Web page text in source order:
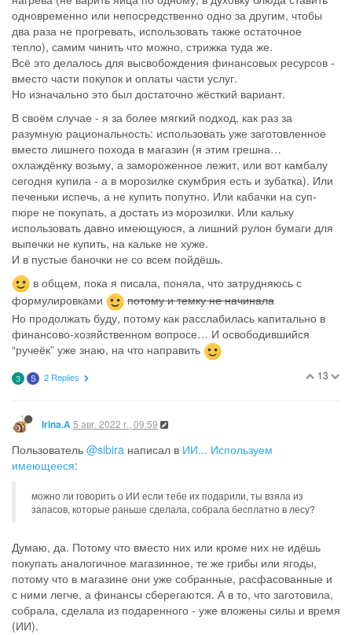
одновременно или непосредственно одно за другим, чтобы
два раза не прогревать, использовать также остаточное
тепло), самим чинить что можно, стрижка туда же.
Всё это делалось для высвобождения финансовых ресурсов -
вместо части покупок и оплаты части услуг.
Но изначально это был достаточно жёсткий вариант.
В своём случае - я за более мягкий подход, как раз за
разумную рациональность: использовать уже заготовленное
вместо лишнего похода в магазин (я этим грешна…
охлаждёнку возьму, а замороженное лежит, или вот камбалу
сегодня купила - а в морозилке скумбрия есть и зубатка). Или
печеньки испечь, а не купить попутно. Или кабачки на суп-
пюре не покупать, а достать из морозилки. Или кальку
использовать давно имеющуюся, а лишний рулон бумаги для
выпечки не купить, на кальке не хуже.
И в пустые баночки не со всем пойдёшь.
в общем, пока я писала, поняла, что затрудняюсь с
формулировками
потому и темку не начинала
Но продолжать буду, потому как расслабилась капитально в
финансово-хозяйственном вопросе… И освободившийся
“ручеёк” уже знаю, на что направить
13
З S 2 Replies
Irina.A5 авг. 2022 г., 09:59
Пользователь @sibira написал в ИИ... Используем
имеющееся:
можно ли говорить о ИИ если тебе их подарили, ты взяла из
запасов, которые раньше сделала, собрала бесплатно в лесу?
Думаю, да. Потому что вместо них или кроме них не идёшь
покупать аналогичное магазинное, те же грибы или ягоды,
потому что в магазине они уже собранные, расфасованные и
с ними легче, а финансы сберегаются. А в то, что заготовила,
собрала, сделала из подаренного - уже вложены силы и время
(ИИ).